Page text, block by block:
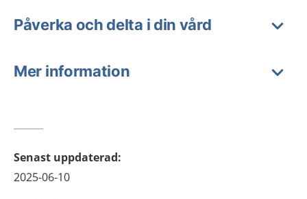
Påverka och delta i din vård
Mer information
Senast uppdaterad:
2025-06-10